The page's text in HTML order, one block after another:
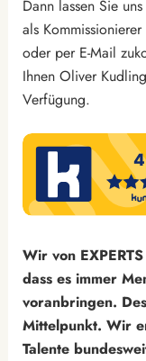
Dann lassen Sie
als
oder per E-Mail
Ihnen Oliver
Verfügung.
Wir von
dass es immer
voranbringen.
Mittelpunkt. Wir
Talente